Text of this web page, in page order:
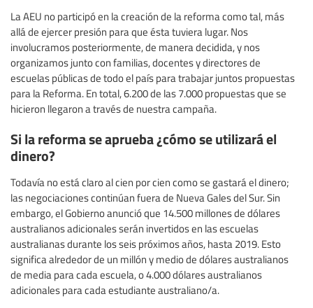
La AEU no participó en la creación de la reforma como tal, más
allá de ejercer presión para que ésta tuviera lugar. Nos
involucramos posteriormente, de manera decidida, y nos
organizamos junto con familias, docentes y directores de
escuelas públicas de todo el país para trabajar juntos propuestas
para la Reforma. En total, 6.200 de las 7.000 propuestas que se
hicieron llegaron a través de nuestra campaña.
Si la reforma se aprueba ¿cómo se utilizará el
dinero?
Todavía no está claro al cien por cien como se gastará el dinero;
las negociaciones continúan fuera de Nueva Gales del Sur. Sin
embargo, el Gobierno anunció que 14.500 millones de dólares
australianos adicionales serán invertidos en las escuelas
australianas durante los seis próximos años, hasta 2019. Esto
significa alrededor de un millón y medio de dólares australianos
de media para cada escuela, o 4.000 dólares australianos
adicionales para cada estudiante australiano/a.